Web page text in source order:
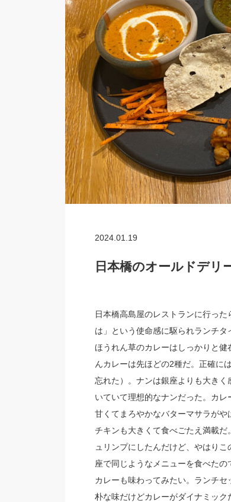
2024.01.19
日本橋のオールドデリ
日本橋高島屋のレストランに行っ
は」という使命感に駆られランチ
ほうれん草のカレーはしっかりと
んカレーは先ほどの2種だ。正確に
忘れた）。ナンは銀座よりも大き
いていて理想的なナンだった。カ
甘くてまろやかなバターマサラが
チキンも大きくて食べごたえ満載
ュリンプにしたんだけど、やはり
座で同じようなメニューを食べた
カレーも味わってみたい。ランチ
朴な味だけどカレーがダイナミッ